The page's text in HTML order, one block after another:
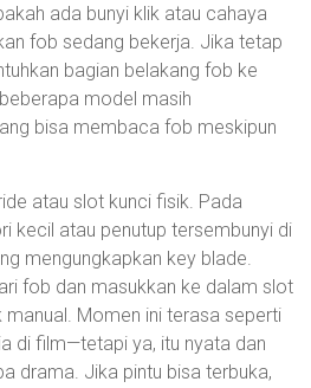
ada bunyi klik atau cahaya
fob sedang bekerja. Jika tetap
bagian belakang fob ke
model masih
bisa membaca fob meskipun
atau slot kunci fisik. Pada
kecil atau penutup tersembunyi di
mengungkapkan key blade.
fob dan masukkan ke dalam slot
manual. Momen ini terasa seperti
di film—tetapi ya, itu nyata dan
drama. Jika pintu bisa terbuka,